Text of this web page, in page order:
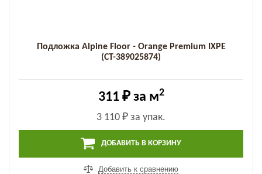
Подложка Alpine Floor - Orange Premium IXPE
(СТ-389025874)
311 ₽за м2
3 110 ₽ за упак.
ДОБАВИТЬ В КОРЗИНУ
Добавить к сравнению